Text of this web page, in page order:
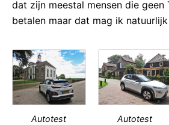
dat zijn meestal mensen die geen
betalen maar dat mag ik
Autotest
Autotest